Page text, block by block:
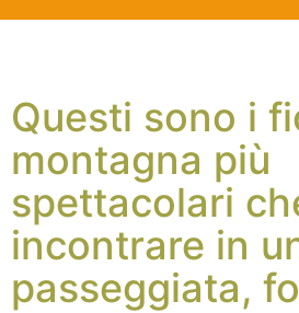
Questi sono i
montagna più
spettacolari
incontrare in
passeggiata,